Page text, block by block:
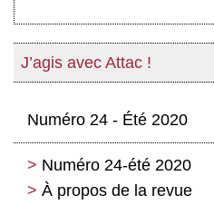
J’agis avec Attac !
Numéro 24 - Été 2020
Numéro 24-été 2020
À propos de la revue